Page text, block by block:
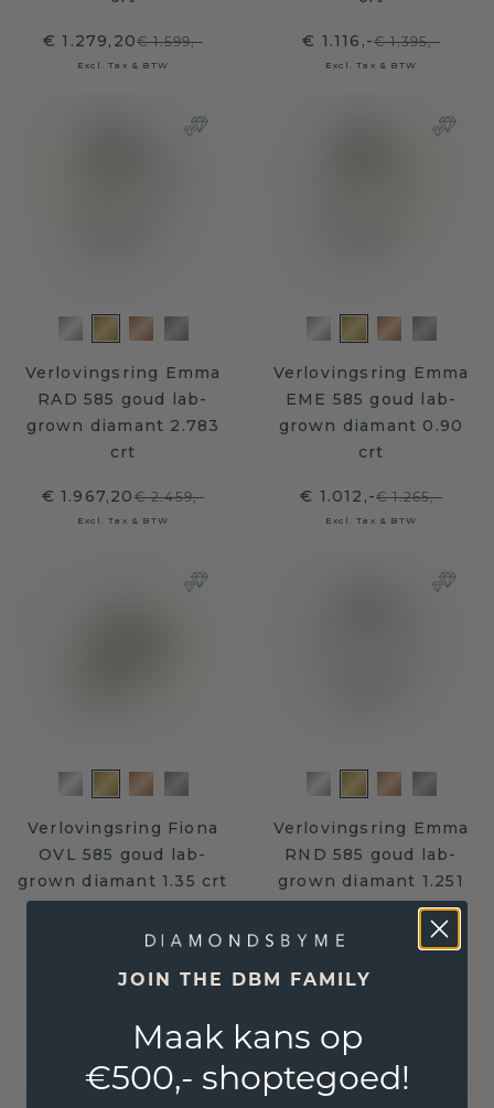
€ 1.279,20€ 1.599,-
Excl. Tax & BTW
€ 1.116,-€ 1.395,-
Excl. Tax & BTW
Verlovingsring Emma
RAD 585 goud lab-
grown diamant 2.783
crt
€ 1.967,20€ 2.459,-
Excl. Tax & BTW
Verlovingsring Emma
EME 585 goud lab-
grown diamant 0.90
crt
€ 1.012,-€ 1.265,-
Excl. Tax & BTW
Verlovingsring Fiona
OVL 585 goud lab-
grown diamant 1.35 crt
€ 1.619,-
Excl. Tax & BTW
Verlovingsring Emma
RND 585 goud lab-
grown diamant 1.251
crt
€ 1.151,20 € 1.439,-
Excl. Tax & BTW
JOIN THE DBM FAMILY
Maak kans op
€500,- shoptegoed!